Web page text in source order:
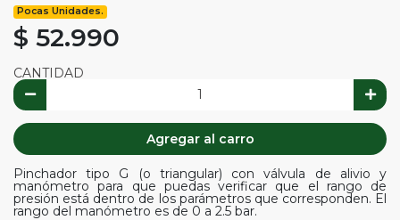
Pocas Unidades.
$ 52.990
CANTIDAD
Agregar al carro
Pinchador tipo G (o triangular) con válvula de alivio y
manómetro para que puedas verificar que el rango de
presión está dentro de los parámetros que corresponden. El
rango del manómetro es de 0 a 2.5 bar.